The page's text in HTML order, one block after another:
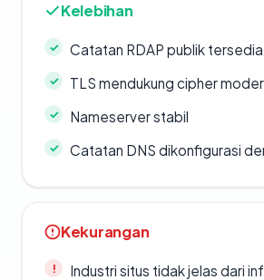
Kelebihan
Catatan RDAP publik tersedia
TLS mendukung cipher
Nameserver stabil
Catatan DNS dikonfigurasi
Kekurangan
Industri situs tidak jelas dari